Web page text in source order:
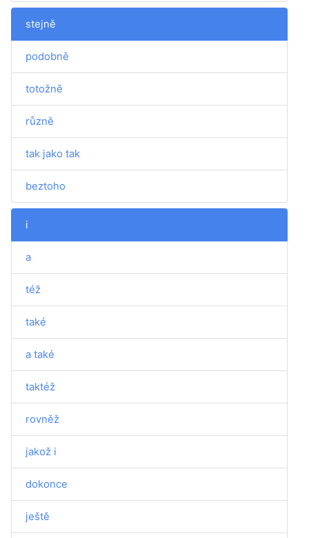
stejně
podobně
totožně
různě
tak jako tak
beztoho
i
a
též
také
a také
taktéž
rovněž
jakož i
dokonce
ještě